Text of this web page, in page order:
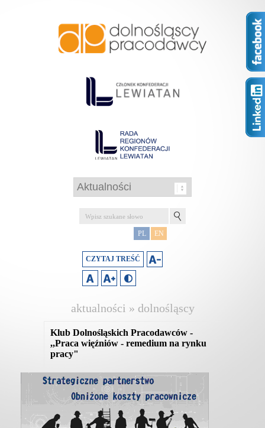
PL EN
CZYTAJ TREŚĆ
aktualności » dolnośląscy
Klub Dolnośląskich Pracodawców -
,,Praca więźniów - remedium na rynku
pracy"